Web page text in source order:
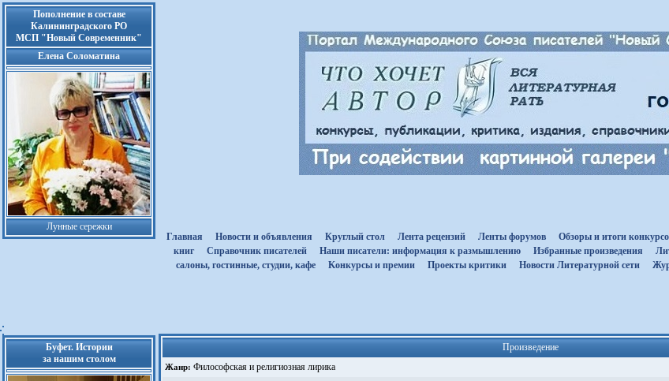
Пополнение в составе
Калининградского РО
МСП "Новый Современник"
Елена Соломатина
Лунные сережки
Главная
Новости и объявления Круглый стол Лента рецензий Ленты форумов Обзоры и итоги
книг
Cправочник писателей Наши писатели: информация к размышлению Избранные произведения
салоны, гостинные, студии, кафе
Kонкурсы и премии Проекты критики Новости Литературной сети
Буфет. Истории
за нашим столом
Произведение
Жанр: Философская и религиозная лирика